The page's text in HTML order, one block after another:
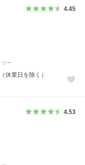
4.45
リー
休業日を除く）
4.53